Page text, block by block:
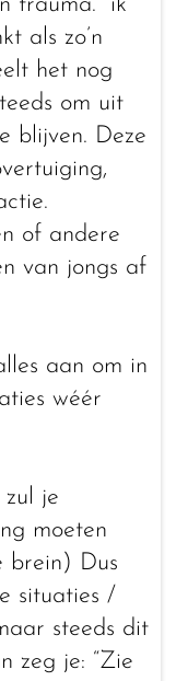
als zo’n
het nog
om uit
blijven. Deze
of andere
van jongs af
aan om in
wéér
je
moeten
brein) Dus
situaties /
steeds dit
zeg je: “Zie